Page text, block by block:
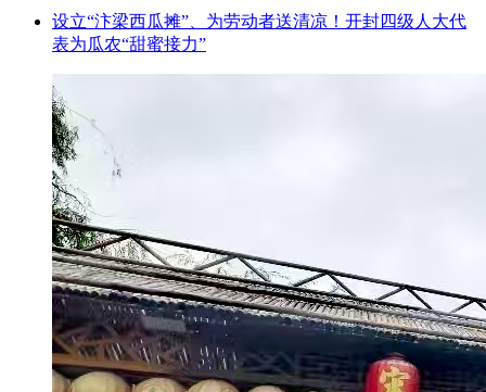
设立“汴梁西瓜摊”、为劳动者送清凉！开封四级人大代
表为瓜农“甜蜜接力”